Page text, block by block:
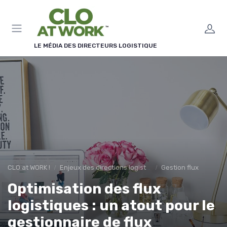
LE MÉDIA DES DIRECTEURS LOGISTIQUE
CLO at WORK ! Enjeux des directions logistiques Gestion flux
Optimisation des flux
logistiques : un atout pour le
gestionnaire de flux
Panneau de gestion des cookies